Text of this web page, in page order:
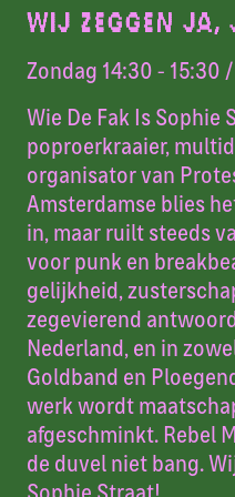
WIJ ZEGGEN JA,
Zondag 14:30 - 15:30 /
Wie De Fak Is Sophie
poproerkraaier,
organisator van
Amsterdamse blies
in, maar ruilt steeds
voor punk en
gelijkheid,
zegevierend
Nederland, en in
Goldband en
werk wordt
afgeschminkt. Rebel
de duvel niet bang.